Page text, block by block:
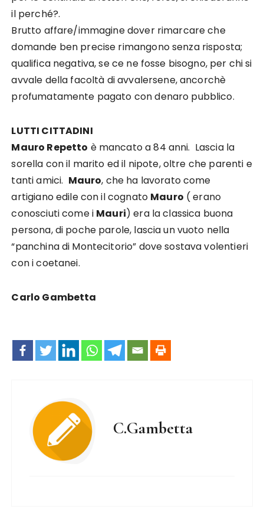
il perché?.
Brutto affare/immagine dover rimarcare che
domande ben precise rimangono senza risposta;
qualifica negativa, se ce ne fosse bisogno, per chi si
avvale della facoltà di avvalersene, ancorchè
profumatamente pagato con denaro pubblico.
LUTTI CITTADINI
Mauro Repetto è mancato a 84 anni. Lascia la
sorella con il marito ed il nipote, oltre che parenti e
tanti amici. Mauro, che ha lavorato come
artigiano edile con il cognato Mauro ( erano
conosciuti come i Mauri) era la classica buona
persona, di poche parole, lascia un vuoto nella
“panchina di Montecitorio” dove sostava volentieri
con i coetanei.
Carlo Gambetta
C.Gambetta